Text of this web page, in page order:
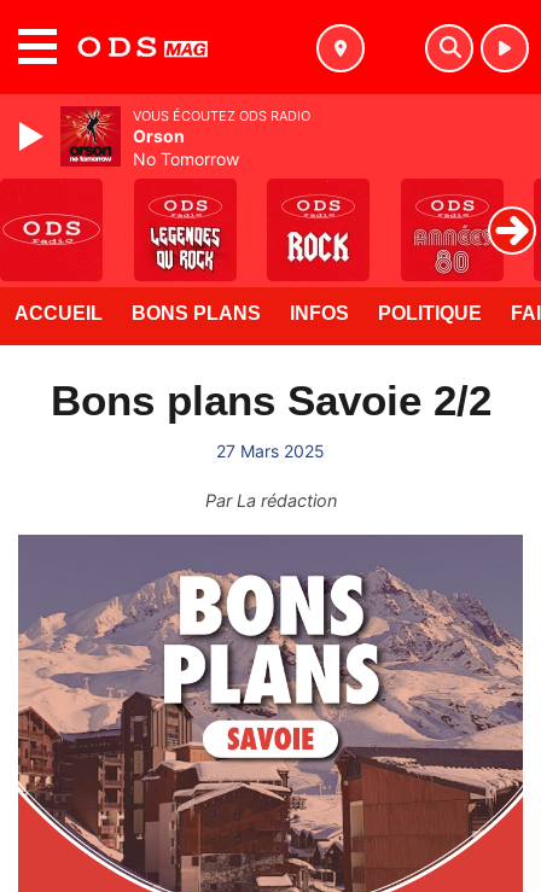
ACCUEIL BONS PLANS INFOS POLITIQUE
Bons plans Savoie 2/2
27 Mars 2025
ParLa rédaction
VOUS ÉCOUTEZ ODS RADIO
Orson
No Tomorrow